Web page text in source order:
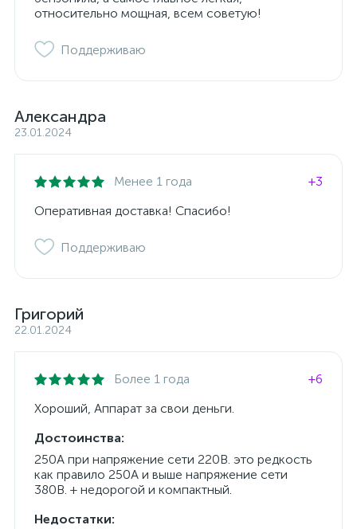
относительно мощная, всем советую!
Поддерживаю
Александра
23.01.2024
Менее 1 года
+3
Оперативная доставка! Спасибо!
Поддерживаю
Григорий
22.01.2024
Более 1 года
+6
Хороший, Аппарат за свои деньги.
Достоинства:
250А при напряжение сети 220В. это редкость
как правило 250А и выше напряжение сети
380В. + недорогой и компактный.
Недостатки: